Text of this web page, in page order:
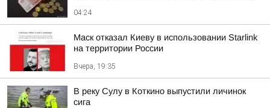
04:24
Маск отказал Киеву в использовании Starlink
на территории России
Вчера, 19:35
В реку Сулу в Коткино выпустили личинок
сига